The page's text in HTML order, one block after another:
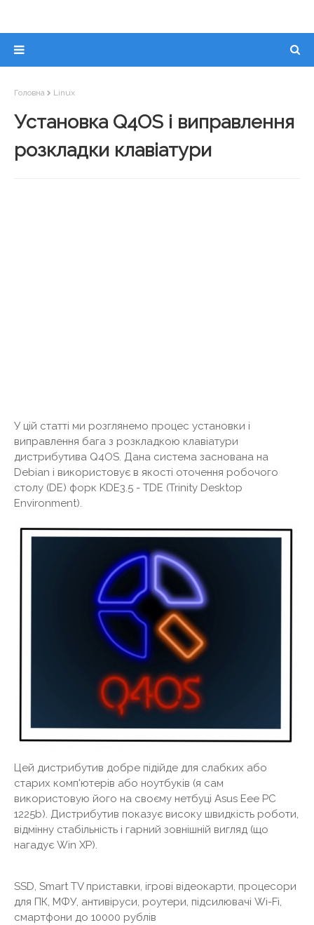
Головна Linux
Установка Q4OS і виправлення
розкладки клавіатури
У цій статті ми розглянемо процес установки і
виправлення бага з розкладкою клавіатури
дистрибутива Q4OS. Дана система заснована на
Debian і використовує в якості оточення робочого
столу (DE) форк KDE3.5 - TDE (Trinity Desktop
Environment).
Цей дистрибутив добре підійде для слабких або
старих комп'ютерів або ноутбуків (я сам
використовую його на своєму нетбуці Asus Eee PC
1225b). Дистрибутив показує високу швидкість роботи,
відмінну стабільність і гарний зовнішній вигляд (що
нагадує Win XP).
SSD, Smart TV приставки, ігрові відеокарти, процесори
для ПК, МФУ, антивіруси, роутери, підсилювачі Wi-Fi,
смартфони до 10000 рублів